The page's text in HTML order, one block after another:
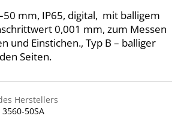
mm, IP65, digital, mit balligem
0,001 mm, zum Messen
und Einstichen., Typ B – balliger
Seiten.
Herstellers
3560-50SA